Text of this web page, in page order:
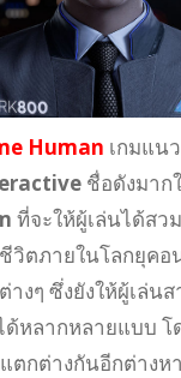
Human เกมแนว
ชื่อดังมาก
ที่จะให้ผู้เล่นได้สว
ตภายในโลกยุคอ
างๆ ซึ่งยังให้ผู้เล่น
ด้หลากหลายแบบ โ
ตกต่างกันอีกต่างห